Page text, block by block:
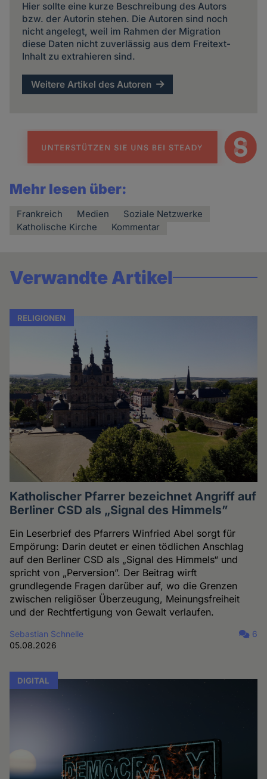
Hier sollte eine kurze Beschreibung des Autors
bzw. der Autorin stehen. Die Autoren sind noch
nicht angelegt, weil im Rahmen der Migration
diese Daten nicht zuverlässig aus dem Freitext-
Inhalt zu extrahieren sind.
Weitere Artikel des Autoren
Mehr lesen über:
Frankreich Medien
Soziale Netzwerke
Katholische Kirche
Kommentar
Verwandte Artikel
RELIGIONEN
Katholischer Pfarrer bezeichnet Angriff auf
Berliner CSD als „Signal des Himmels”
Ein Leserbrief des Pfarrers Winfried Abel sorgt für
Empörung: Darin deutet er einen tödlichen Anschlag
auf den Berliner CSD als „Signal des Himmels“ und
spricht von „Perversion”. Der Beitrag wirft
grundlegende Fragen darüber auf, wo die Grenzen
zwischen religiöser Überzeugung, Meinungsfreiheit
und der Rechtfertigung von Gewalt verlaufen.
Sebastian Schnelle
05.08.2026
6
DIGITAL